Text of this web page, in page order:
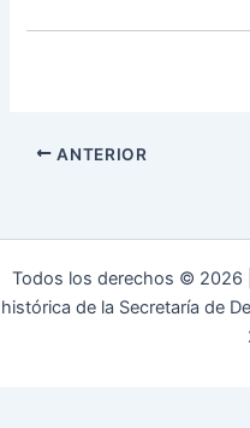
ANTERIOR
Todos los derechos © 2026
histórica de la Secretaría de